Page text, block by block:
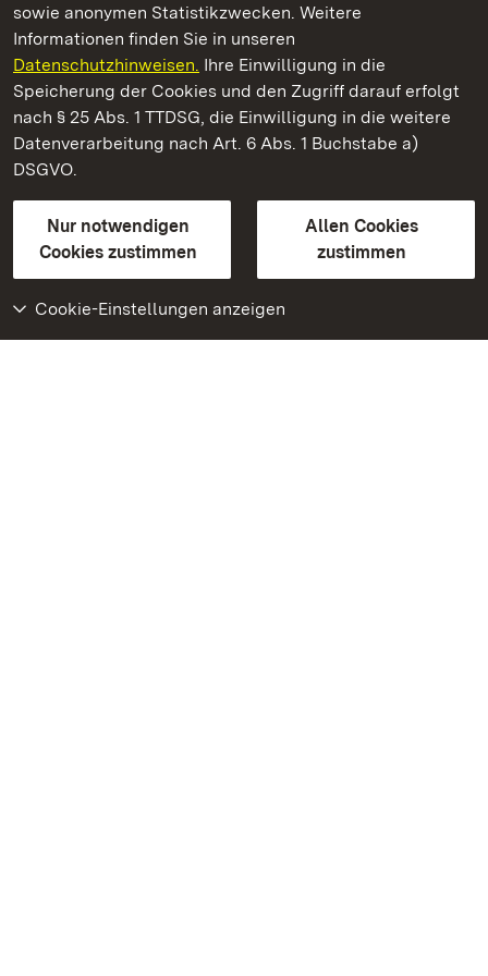
sowie anonymen Statistikzwecken. Weitere
Informationen finden Sie in unseren
Datenschutzhinweisen. Ihre Einwilligung in die
Speicherung der Cookies und den Zugriff darauf erfolgt
nach § 25 Abs. 1 TTDSG, die Einwilligung in die weitere
Datenverarbeitung nach Art. 6 Abs. 1 Buchstabe a)
DSGVO.
Nur notwendigen
Cookies zustimmen
Allen Cookies
zustimmen
Cookie-Einstellungen anzeigen
Staatliche Schlösser und Gärten Baden‑Württemberg
Staatliche Schlösser und Gärten Baden-Württemberg
Kontakt
GebärdenspracheLeichte Sprache
Erklärung zur Barrierefreiheit
BITV-konform (geprüfte Seiten)
Weiteres